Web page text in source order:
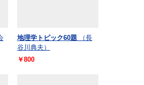
地理学トピック60題
（長
谷川典夫）
￥800